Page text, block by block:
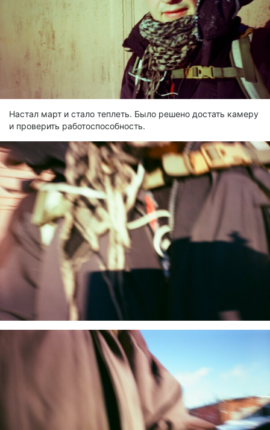
Настал март и стало теплеть. Было решено достать камеру
и проверить работоспособность.